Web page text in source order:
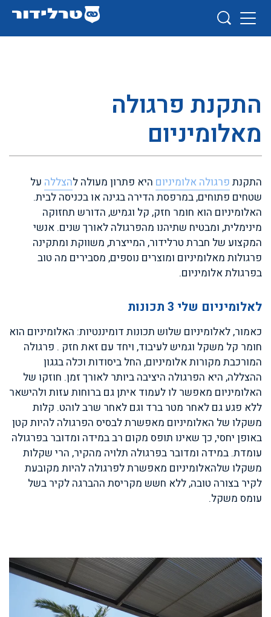
התקנת פרגולה
מאלומיניום
התקנת פרגולה אלומיניום היא פתרון מעולה להצללה על
שטחים פתוחים, במרפסת הדירה בגינה או בכניסה לבית.
האלומיניום הוא חומר חזק, קל וגמיש, הדורש תחזוקה
מינימלית, ומבטיח שתיהנו מהפרגולה לאורך שנים. אנשי
המקצוע של חברת טרלידור, המייצרת, משווקת ומתקינה
פרגולות מאלומיניום ומוצרים נוספים, מסבירים מה טוב
בפרגולת אלומיניום.
לאלומיניום שלי 3 תכונות
כאמור, לאלומיניום שלוש תכונות דומיננטיות: האלומיניום הוא
חומר קל משקל וגמיש לעיבוד, ויחד עם זאת חזק . פרגולה
המורכבת מקורות אלומיניום, החל ביסודות וכלה בגגון
ההצללה, היא הפרגולה היציבה ביותר לאורך זמן. חוזקו של
האלומיניום מאפשר לו לעמוד איתן גם ברוחות עזות ולהישאר
ללא פגע גם לאחר מטר ברד וגם לאחר שרב לוהט. קלות
משקלו של האלומיניום מאפשרת לבסיס הפרגולה להיות קטן
באופן יחסי, כך שאינו תופס מקום רב במידה ומדובר בפרגולה
עומדת. במידה ומדובר בפרגולה תלויה מהקיר, הרי שקלות
משקלו שלהאלומיניום מאפשרת לפרגולה להיות מקובעת
לקיר בצורה טובה, ללא חשש מקריסת ההברגה לקיר בשל
עומס משקל.